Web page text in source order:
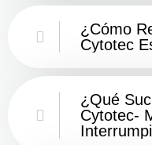
¿Cómo
Cytotec
¿Qué
Cytotec-